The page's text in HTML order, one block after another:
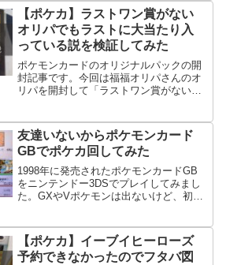
す。なぜいまダンデリザードンなのかCL
横浜2023でのギラテ...
【ポケカ】ラストワン賞がない
オリパでもラストに大当たり入
っている説を検証してみた
ポケモンカードのオリジナルパックの開
封記事です。今回は福福オリパさんのオ
リパを開封して「ラストワン賞がないオ
友達いないからポケモンカード
GBでポケカ回してみた
1998年に発売されたポケモンカードGB
をニンテンドー3DSでプレイしてみまし
た。GXやVポケモンは出ないけど、初期
ムなら簡単にポケカを楽しめますよ。
【ポケカ】イーブイヒーローズ
予約できなかったのでフタバ図